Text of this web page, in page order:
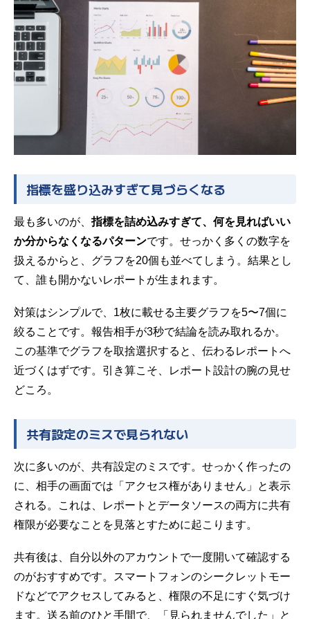
指標を盛り込みすぎて見づらくなる
最も多いのが、指標を詰め込みすぎて、何を見ればいい
か分からなくなるパターンです。せっかく多くの数字を
扱えるからと、グラフを20個も並べてしまう。結果とし
て、誰も開かないレポートが生まれます。
対策はシンプルで、1枚に載せる主要グラフを5〜7個に
絞ることです。報告相手が3秒で結論を読み取れるか。
この基準でグラフを取捨選択すると、伝わるレポートへ
近づくはずです。引き算こそ、レポート設計の腕の見せ
どころ。
共有設定のミスで見られない
次に多いのが、共有設定のミスです。せっかく作ったの
に、相手の画面では「アクセス権がありません」と表示
される。これは、レポートとデータソースの両方に共有
権限が必要なことを見落とすために起こります。
共有後は、自分以外のアカウントで一度開いて確認する
のがおすすめです。スマートフォンのシークレットモー
ドなどでアクセスしてみると、権限の不足にすぐ気づけ
ます。送る前のひと手間で、「見られませんでした」と